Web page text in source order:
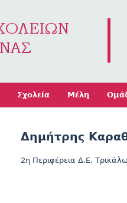
Σχολεία Μέλη
Δημήτρης
2η Περιφέρεια Δ.Ε.